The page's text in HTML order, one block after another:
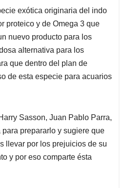
exótica originaria del indo
proteico y de Omega 3 que
nuevo producto para los
alternativa para los
que dentro del plan de
de esta especie para acuarios
Sasson, Juan Pablo Parra,
prepararlo y sugiere que
llevar por los prejuicios de su
y por eso comparte ésta